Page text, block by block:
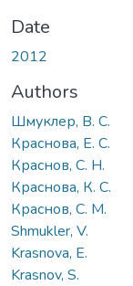
Date
2012
Authors
Шмуклер, В. С.
Краснова, Е. С.
Краснов, С. Н.
Краснова, К. С.
Краснов, С. М.
Shmukler, V.
Krasnova, E.
Krasnov, S.